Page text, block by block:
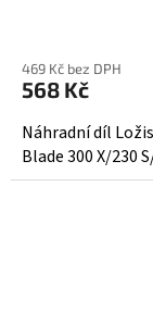
469 Kč bez DPH
568 Kč
Náhradní díl
Blade 300 X/230